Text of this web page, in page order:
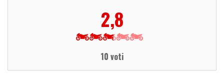
2,8
10 voti